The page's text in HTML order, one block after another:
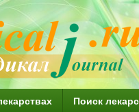
Поиск